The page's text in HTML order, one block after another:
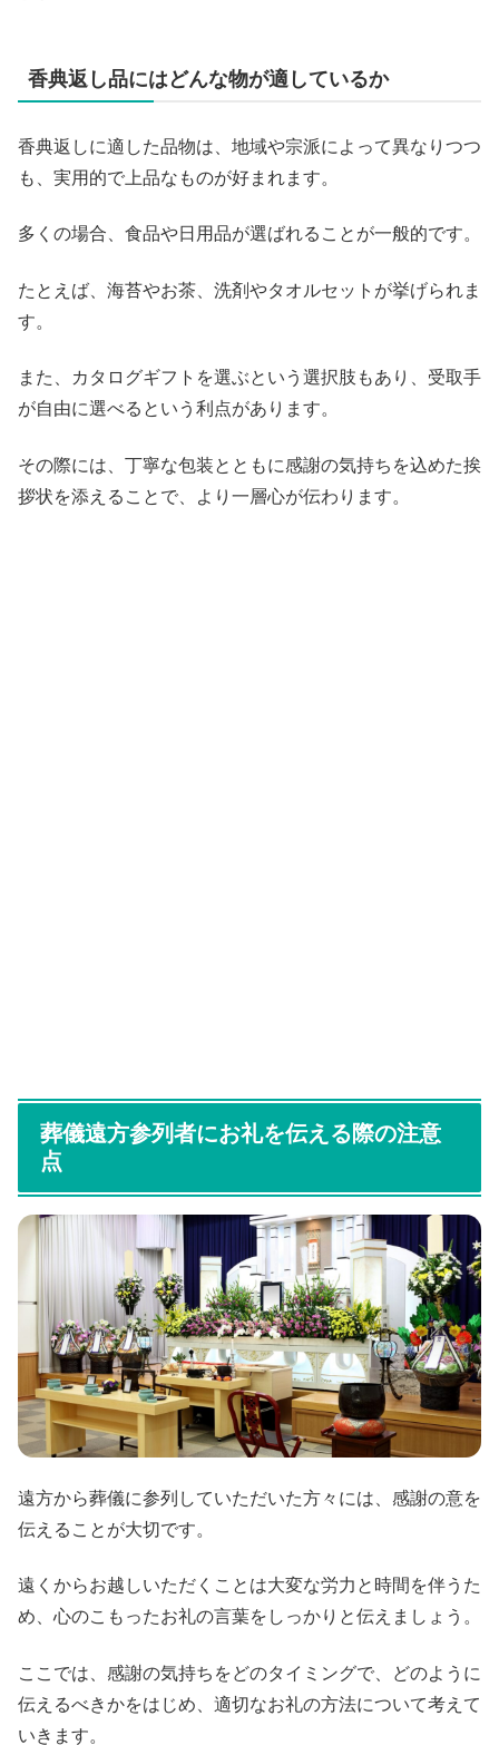
香典返し品にはどんな物が適しているか
香典返しに適した品物は、地域や宗派によって異なりつつ
も、実用的で上品なものが好まれます。
多くの場合、食品や日用品が選ばれることが一般的です。
たとえば、海苔やお茶、洗剤やタオルセットが挙げられま
す。
また、カタログギフトを選ぶという選択肢もあり、受取手
が自由に選べるという利点があります。
その際には、丁寧な包装とともに感謝の気持ちを込めた挨
拶状を添えることで、より一層心が伝わります。
葬儀遠方参列者にお礼を伝える際の注意
点
遠方から葬儀に参列していただいた方々には、感謝の意を
伝えることが大切です。
遠くからお越しいただくことは大変な労力と時間を伴うた
め、心のこもったお礼の言葉をしっかりと伝えましょう。
ここでは、感謝の気持ちをどのタイミングで、どのように
伝えるべきかをはじめ、適切なお礼の方法について考えて
いきます。